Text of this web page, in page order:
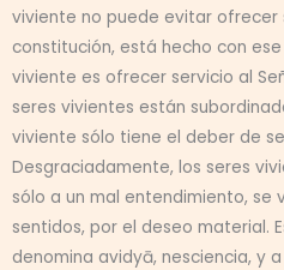
viviente no puede evitar ofrecer
constitución, está hecho con
viviente es ofrecer servicio al
seres vivientes están
viviente sólo tiene el deber de
Desgraciadamente, los seres
sólo a un mal entendimiento, se
sentidos, por el deseo material.
denomina avidyā, nesciencia, y